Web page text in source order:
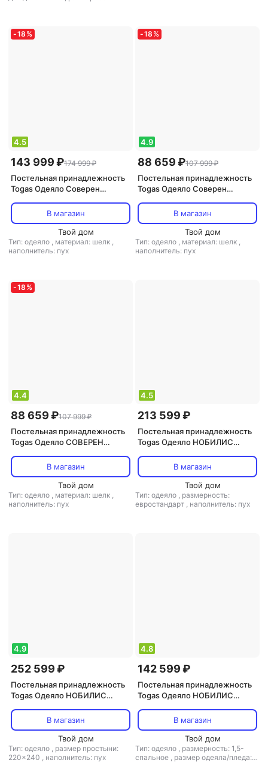
220x240
-18 %
4.5
143 999 ₽174 999 ₽
Постельная принадлежность
Togas Одеяло Соверен
В магазин
Твой дом
Тип: одеяло , материал: шелк ,
наполнитель: пух
-18 %
4.9
88 659 ₽107 999 ₽
Постельная принадлежность
Togas Одеяло Соверен
В магазин
Твой дом
Тип: одеяло , материал: шелк ,
наполнитель: пух
-18 %
4.4
88 659 ₽107 999 ₽
Постельная принадлежность
Togas Одеяло СОВЕРЕН
канадского гуся в шелке,
1014.00109
В магазин
Твой дом
Тип: одеяло , материал: шелк ,
наполнитель: пух
4.5
213 599 ₽
Постельная принадлежность
Togas Одеяло НОБИЛИС
гусиный пух в мако-батисте
20.04.13.0048
В магазин
Твой дом
Тип: одеяло , размерность:
евростандарт , наполнитель: пух
4.9
252 599 ₽
Постельная принадлежность
Togas Одеяло НОБИЛИС
гусиный пух в мако-батисте
20.04.13.0049
В магазин
Твой дом
Тип: одеяло , размер простыни:
220x240 , наполнитель: пух
4.8
142 599 ₽
Постельная принадлежность
Togas Одеяло НОБИЛИС
гусиный пух в мако-батисте
20.04.13.0047
В магазин
Твой дом
Тип: одеяло , размерность: 1,5-
спальное , размер одеяла/пледа: